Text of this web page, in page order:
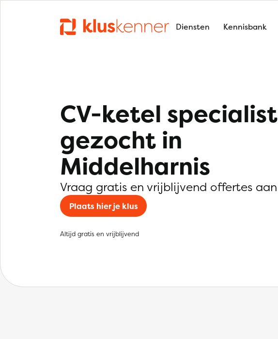
Diensten Kennisbank
CV-ketel specialist
gezocht in
Middelharnis
Vraag gratis en vrijblijvend offertes aan
Plaats hier je klus
Altijd gratis en vrijblijvend